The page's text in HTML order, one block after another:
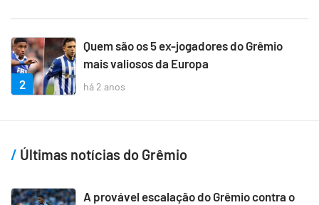
2
Quem são os 5 ex-jogadores do Grêmio
mais valiosos da Europa
há 2 anos
Últimas notícias do Grêmio
A provável escalação do Grêmio contra o